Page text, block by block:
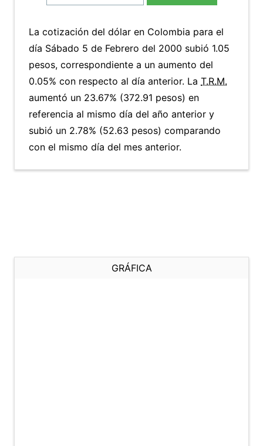
La cotización del dólar en Colombia para el
día Sábado 5 de Febrero del 2000 subió 1.05
pesos, correspondiente a un aumento del
0.05% con respecto al día anterior. La T.R.M.
aumentó un 23.67% (372.91 pesos) en
referencia al mismo día del año anterior y
subió un 2.78% (52.63 pesos) comparando
con el mismo día del mes anterior.
GRÁFICA